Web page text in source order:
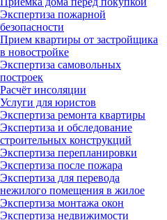
Экспертиза пожарной
безопасности
Прием квартиры от застройщика
в новостройке
Экспертиза самовольных
построек
Расчёт инсоляции
Услуги для юристов
Экспертиза ремонта квартиры
Экспертиза и обследование
строительных конструкций
Экспертиза перепланировки
Экспертиза после пожара
Экспертиза для перевода
нежилого помещения в жилое
Экспертиза монтажа окон
Экспертиза недвижимости